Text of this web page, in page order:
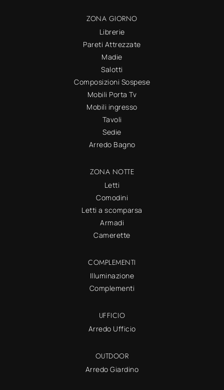
ZONA GIORNO
Librerie
Pareti Attrezzate
Madie
Salotti
Composizioni Sospese
Mobili Porta Tv
Mobili ingresso
Tavoli
Sedie
Arredo Bagno
ZONA NOTTE
Letti
Comodini
Letti a scomparsa
Armadi
Camerette
COMPLEMENTI
Illuminazione
Complementi
UFFICIO
Arredo Ufficio
OUTDOOR
Arredo Giardino